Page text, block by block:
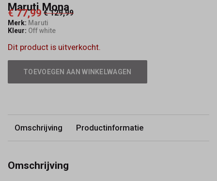
Maruti Mona
€ 77,99 € 129,99
Merk: Maruti
Kleur: Off white
Dit product is uitverkocht.
TOEVOEGEN AAN WINKELWAGEN
Omschrijving Productinformatie
Omschrijving